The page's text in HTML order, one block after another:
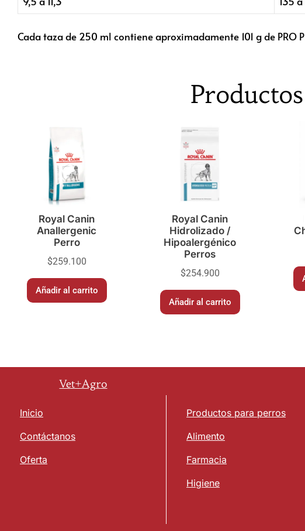
Cada taza de 250 ml contiene aproximadamente 101 g de
Royal Canin
Anallergenic
Perro
$259.100
Añadir al carrito
Royal Canin
Hidrolizado /
Hipoalergénico
Perros
$254.900
Añadir al carrito
Vet+Agro
Inicio
Contáctanos
Oferta
Productos para perros
Alimento
Farmacia
Higiene